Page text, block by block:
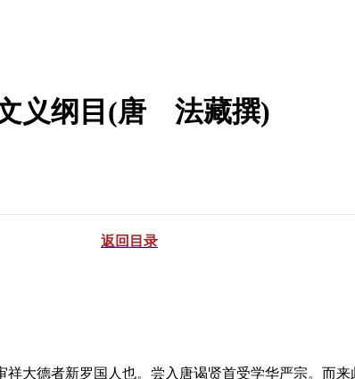
义纲目(唐 法藏撰)
返回目录
德者新罗国人也。尝入唐谒贤首受学华严宗。而